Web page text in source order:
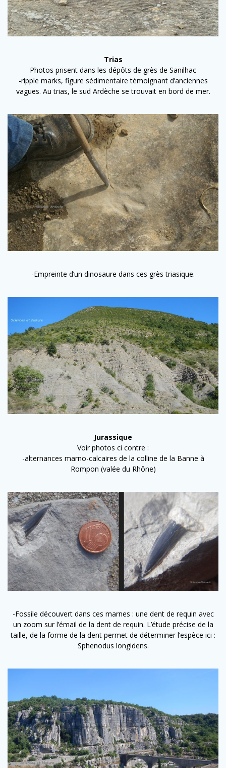
Trias
Photos prisent dans les dépôts de grès de Sanilhac
-ripple marks, figure sédimentaire témoignant d’anciennes
vagues. Au trias, le sud Ardèche se trouvait en bord de mer.
-Empreinte d’un dinosaure dans ces grès triasique.
Jurassique
Voir photos ci contre :
-alternances marno-calcaires de la colline de la Banne à
Rompon (valée du Rhône)
-Fossile découvert dans ces marnes : une dent de requin avec
un zoom sur l’émail de la dent de requin. L’étude précise de la
taille, de la forme de la dent permet de déterminer l’espèce ici :
Sphenodus longidens.